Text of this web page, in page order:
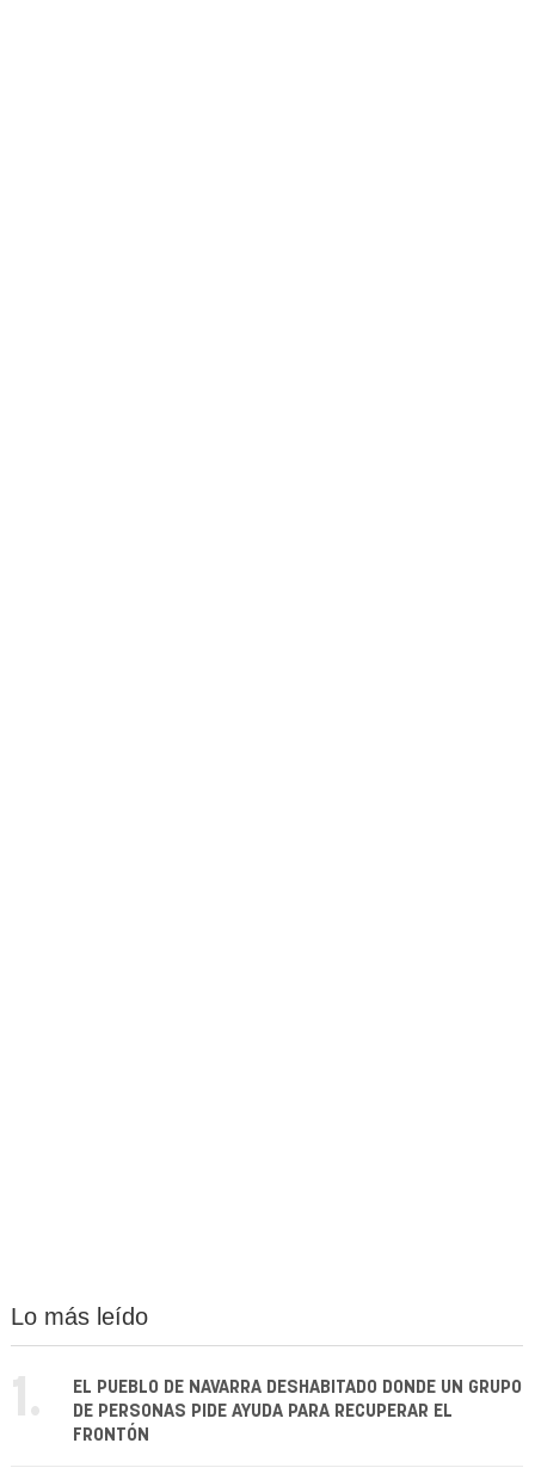
Lo más leído
1.
EL PUEBLO DE NAVARRA DESHABITADO DONDE UN GRUPO
DE PERSONAS PIDE AYUDA PARA RECUPERAR EL
FRONTÓN